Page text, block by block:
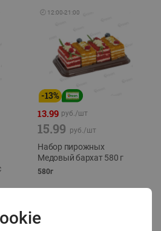
🕘 12:00-21:00
-13%
13.99 руб./шт
15.99 руб./шт
Набор пирожных
Медовый бархат 580 г
580г